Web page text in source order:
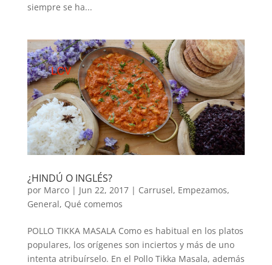
siempre se ha...
¿HINDÚ O INGLÉS?
por Marco| Jun 22, 2017| Carrusel, Empezamos,
General, Qué comemos
POLLO TIKKA MASALA Como es habitual en los platos
populares, los orígenes son inciertos y más de uno
intenta atribuírselo. En el Pollo Tikka Masala, además